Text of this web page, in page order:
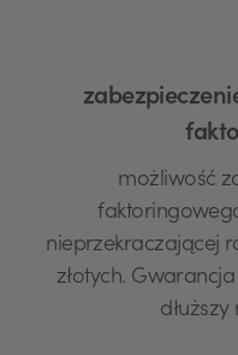
możliwość
nieprzekraczającej
złotych.
dłuższy